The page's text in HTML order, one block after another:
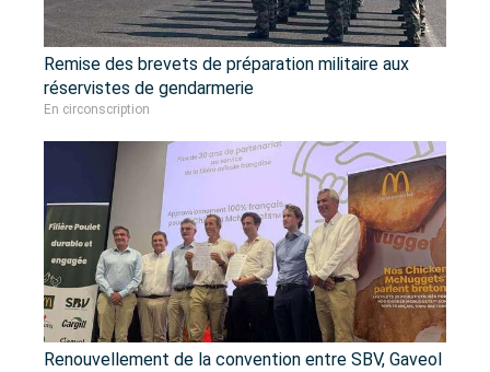
Remise des brevets de préparation militaire aux
réservistes de gendarmerie
En circonscription
Renouvellement de la convention entre SBV, Gaveol